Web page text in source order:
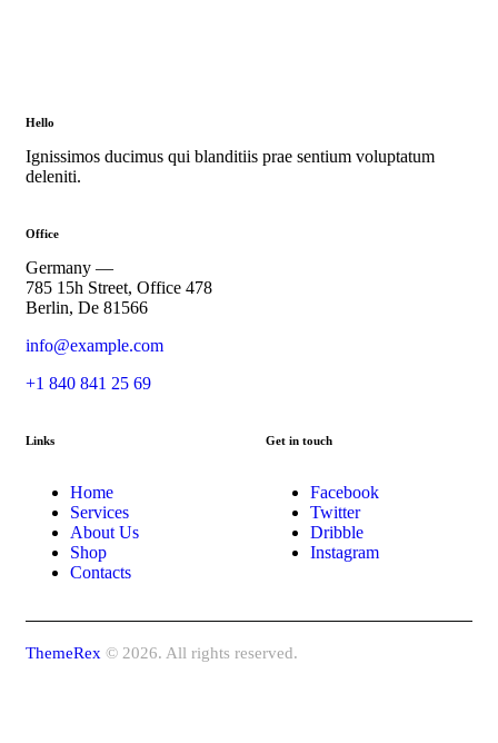
Hello
Ignissimos ducimus qui blanditiis prae sentium voluptatum
deleniti.
Office
Germany —
785 15h Street, Office 478
Berlin, De 81566
info@example.com
+1 840 841 25 69
Links
Home
Services
About Us
Shop
Contacts
Get in touch
Facebook
Twitter
Dribble
Instagram
ThemeRex © 2026. All rights reserved.